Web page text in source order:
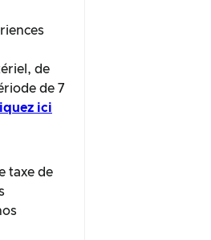
de
de 7
ici
taxe de